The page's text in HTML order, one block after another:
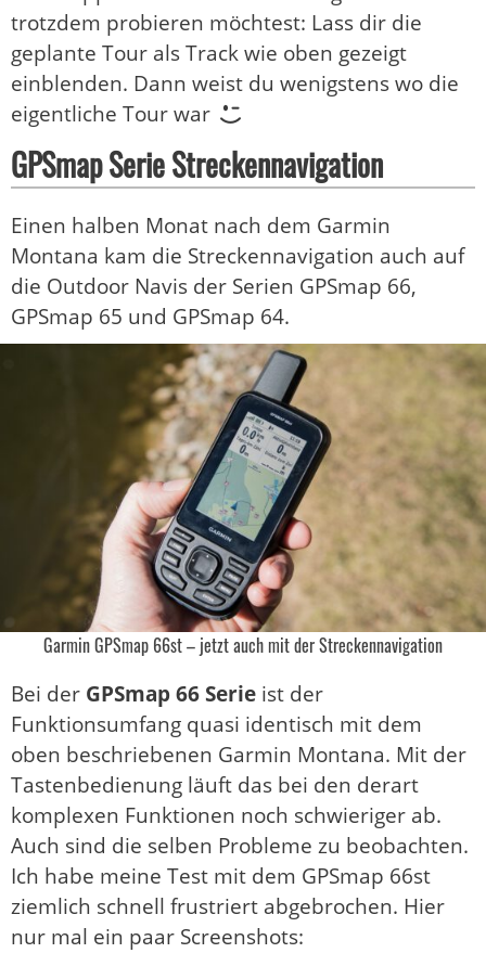
trotzdem probieren möchtest: Lass dir die
geplante Tour als Track wie oben gezeigt
einblenden. Dann weist du wenigstens wo die
eigentliche Tour war
GPSmap Serie Streckennavigation
Einen halben Monat nach dem Garmin
Montana kam die Streckennavigation auch auf
die Outdoor Navis der Serien GPSmap 66,
GPSmap 65 und GPSmap 64.
Garmin GPSmap 66st – jetzt auch mit der Streckennavigation
Bei der GPSmap 66 Serie ist der
Funktionsumfang quasi identisch mit dem
oben beschriebenen Garmin Montana. Mit der
Tastenbedienung läuft das bei den derart
komplexen Funktionen noch schwieriger ab.
Auch sind die selben Probleme zu beobachten.
Ich habe meine Test mit dem GPSmap 66st
ziemlich schnell frustriert abgebrochen. Hier
nur mal ein paar Screenshots: